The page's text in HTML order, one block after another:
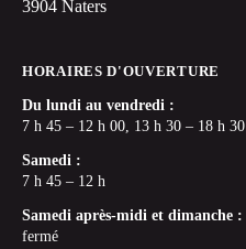
3904 Naters
HORAIRES D'OUVERTURE
Du lundi au vendredi :
7 h 45 – 12 h 00, 13 h 30 – 18 h 30
Samedi :
7 h 45 – 12 h
Samedi après-midi et dimanche :
fermé